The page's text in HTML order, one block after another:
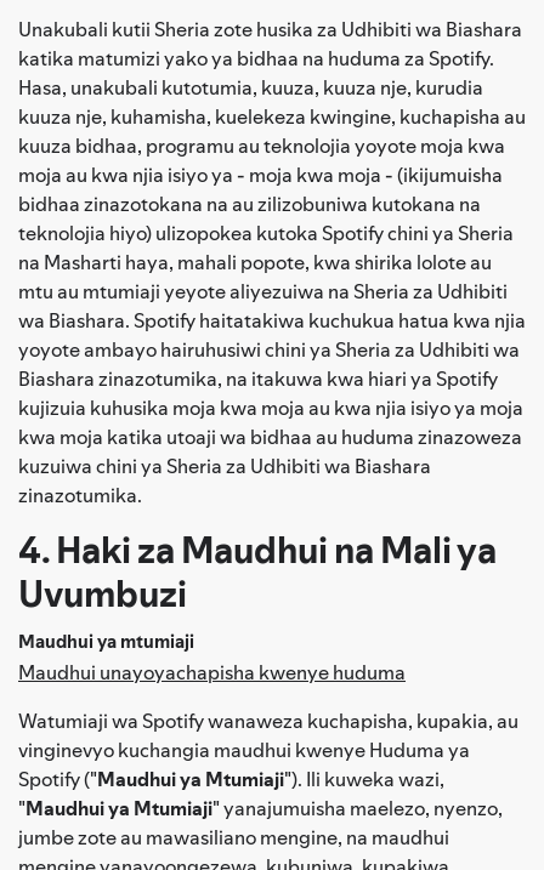
Unakubali kutii Sheria zote husika za Udhibiti wa Biashara
katika matumizi yako ya bidhaa na huduma za Spotify.
Hasa, unakubali kutotumia, kuuza, kuuza nje, kurudia
kuuza nje, kuhamisha, kuelekeza kwingine, kuchapisha au
kuuza bidhaa, programu au teknolojia yoyote moja kwa
moja au kwa njia isiyo ya - moja kwa moja - (ikijumuisha
bidhaa zinazotokana na au zilizobuniwa kutokana na
teknolojia hiyo) ulizopokea kutoka Spotify chini ya Sheria
na Masharti haya, mahali popote, kwa shirika lolote au
mtu au mtumiaji yeyote aliyezuiwa na Sheria za Udhibiti
wa Biashara. Spotify haitatakiwa kuchukua hatua kwa njia
yoyote ambayo hairuhusiwi chini ya Sheria za Udhibiti wa
Biashara zinazotumika, na itakuwa kwa hiari ya Spotify
kujizuia kuhusika moja kwa moja au kwa njia isiyo ya moja
kwa moja katika utoaji wa bidhaa au huduma zinazoweza
kuzuiwa chini ya Sheria za Udhibiti wa Biashara
zinazotumika.
4. Haki za Maudhui na Mali ya
Uvumbuzi
Maudhui ya mtumiaji
Maudhui unayoyachapisha kwenye huduma
Watumiaji wa Spotify wanaweza kuchapisha, kupakia, au
vinginevyo kuchangia maudhui kwenye Huduma ya
Spotify ("Maudhui ya Mtumiaji"). Ili kuweka wazi,
"Maudhui ya Mtumiaji" yanajumuisha maelezo, nyenzo,
jumbe zote au mawasiliano mengine, na maudhui